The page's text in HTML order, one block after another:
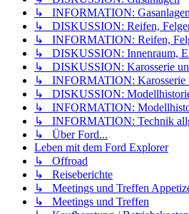
↳ INFORMATION: Gasanlagen
↳ DISKUSSION: Reifen,
↳ INFORMATION: Reifen,
↳ DISKUSSION: Innenraum,
↳ DISKUSSION: Karosserie
↳ INFORMATION: Karosserie
↳ DISKUSSION:
↳ INFORMATION:
↳ INFORMATION: Technik
↳ Über Ford...
Leben mit dem Ford Explorer
↳ Offroad
↳ Reiseberichte
↳ Meetings und Treffen
↳ Meetings und Treffen